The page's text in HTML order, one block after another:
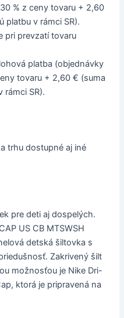
% z ceny tovaru + 2,60
platbu v rámci SR).
pri prevzatí tovaru
platba (objednávky
tovaru + 2,60 € (suma
rámci SR).
trhu dostupné aj iné
pre deti aj dospelých.
US CB MTSWSH
detská šiltovka s
Zakrivený šilt
možnosťou je Nike Dri-
ktorá je pripravená na